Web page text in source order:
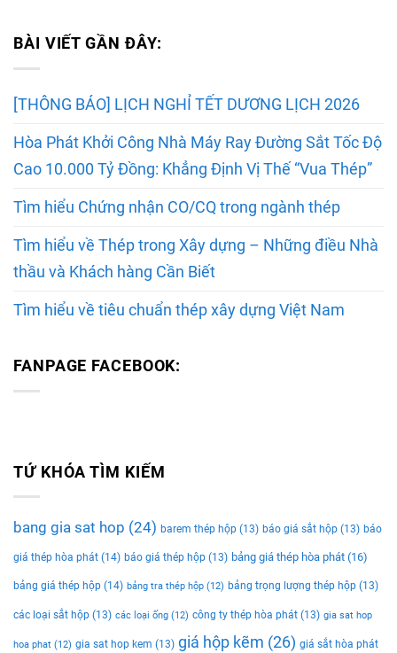
BÀI VIẾT GẦN ĐÂY:
[THÔNG BÁO] LỊCH NGHỈ TẾT DƯƠNG LỊCH 2026
Hòa Phát Khởi Công Nhà Máy Ray Đường Sắt Tốc Độ
Cao 10.000 Tỷ Đồng: Khẳng Định Vị Thế “Vua Thép”
Tìm hiểu Chứng nhận CO/CQ trong ngành thép
Tìm hiểu về Thép trong Xây dựng – Những điều Nhà
thầu và Khách hàng Cần Biết
Tìm hiểu về tiêu chuẩn thép xây dựng Việt Nam
FANPAGE FACEBOOK:
TỨ KHÓA TÌM KIẾM
bang gia sat hop (24) barem thép hộp (13) báo giá sắt hộp (13) báo
giá thép hòa phát (14) báo giá thép hộp (13) bảng giá thép hòa phát (16)
bảng giá thép hộp (14) bảng tra thép hộp (12) bảng trọng lượng thép hộp (13)
các loại sắt hộp (13) các loại ống (12) công ty thép hòa phát (13) gia sat hop
hoa phat (12) gia sat hop kem (13) giá hộp kẽm (26) giá sắt hòa phát